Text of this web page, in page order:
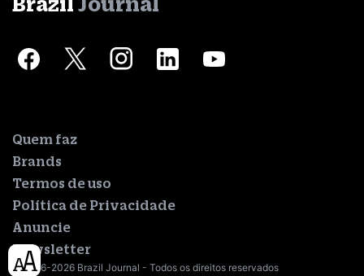
Quem faz
Brands
Termos de uso
Política de Privacidade
Anuncie
Newsletter
© 2016-2026 Brazil Journal - Todos os direitos reservados